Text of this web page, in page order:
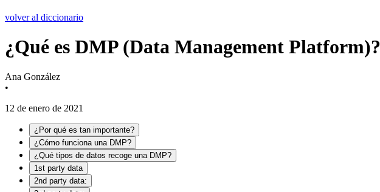
volver al diccionario
¿Qué es DMP (Data Management Platform)?
Ana González
•
12 de enero de 2021
¿Por qué es tan importante?
¿Cómo funciona una DMP?
¿Qué tipos de datos recoge una DMP?
1st party data
2nd party data: